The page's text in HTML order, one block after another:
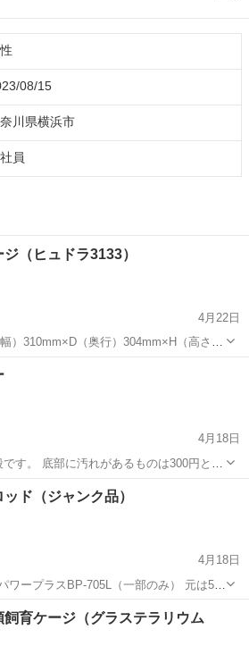
08/15
川県横浜市
員
（ヒュドラ3133）
4月22日
）310mm×D（奥行）304mm×H（高さ）
など使用すれば落ちるかもしれませんが
4月18日
す。 底部に汚れがあるものは300円とし
その他 汚れ
ド（ジャンク品）
4月18日
プラスBP-705L（一部のみ） 元は5本
ロッドが破損したため、グリップ部とそ
かえに使用していました。 ラインの巻き
その他 ロッド
育ケージ（グラステラリウム